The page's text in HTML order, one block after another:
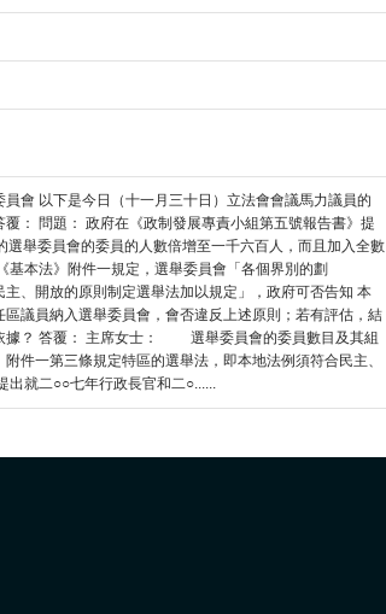
會 以下是今日（十一月三十日）立法會會議馬力議員的
： 問題： 政府在《政制發展專責小組第五號報告書》提
舉委員會的委員的人數倍增至一千六百人，而且加入全數
基本法》附件一規定，選舉委員會「各個界別的劃
、開放的原則制定選舉法加以規定」，政府可否告知 本
議員納入選舉委員會，會否違反上述原則；若有評估，結
據？ 答覆： 主席女士： 選舉委員會的委員數目及其組
件一第三條規定特區的選舉法，即本地法例須符合民主、
出就二○○七年行政長官和二○......